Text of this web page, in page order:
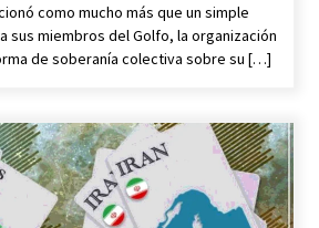
reduce diplomacia con Argentina por
de Milei
atrás
EEUU: No está lejano el día en que serán
de región
atrás
como mucho más que un simple
sus miembros del Golfo, la organización
de soberanía colectiva sobre su […]